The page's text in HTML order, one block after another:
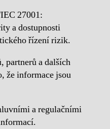
27001:
a dostupnosti
řízení rizik.
partnerů a dalších
že informace jsou
a regulačními